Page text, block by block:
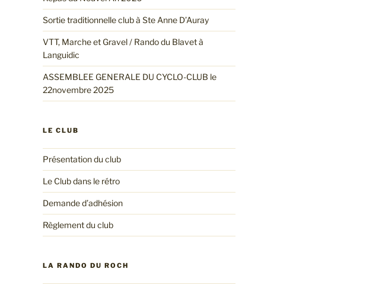
Sortie traditionnelle club à Ste Anne D’Auray
VTT, Marche et Gravel / Rando du Blavet à
Languidic
ASSEMBLEE GENERALE DU CYCLO-CLUB le
22novembre 2025
LE CLUB
Présentation du club
Le Club dans le rétro
Demande d’adhésion
Règlement du club
LA RANDO DU ROCH